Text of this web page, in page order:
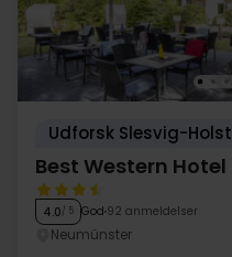
Udforsk Slesvig-
Best Western
4.0/ 5 God 92 anmeldelser
Neumünster